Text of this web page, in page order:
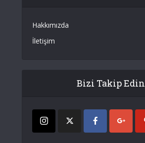
Hakkımızda
İletişim
Bizi Takip Edin